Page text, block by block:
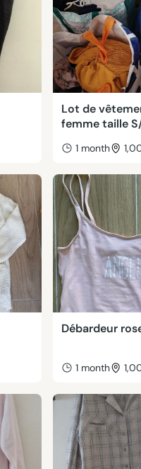
Lot de
femme taille
1 month
Débardeur
1 month